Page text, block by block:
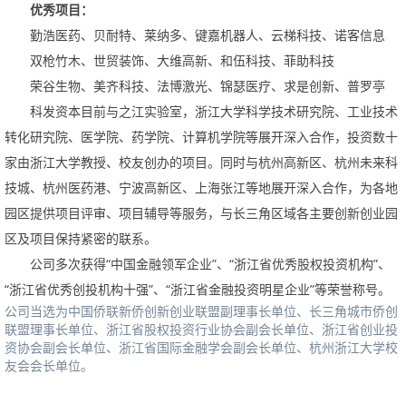
优秀项目：
勤浩医药、贝耐特、莱纳多、键嘉机器人、云梯科技、诺客信息
双枪竹木、世贸装饰、大维高新、和伍科技、菲助科技
荣谷生物、美齐科技、法博激光、锦瑟医疗、求是创新、普罗亭
科发资本目前与之江实验室，浙江大学科学技术研究院、工业技术
转化研究院、医学院、药学院、计算机学院等展开深入合作，投资数十
家由浙江大学教授、校友创办的项目。同时与杭州高新区、杭州未来科
技城、杭州医药港、宁波高新区、上海张江等地展开深入合作，为各地
园区提供项目评审、项目辅导等服务，与长三角区域各主要创新创业园
区及项目保持紧密的联系。
公司多次获得“中国金融领军企业”、“浙江省优秀股权投资机构”、
“浙江省优秀创投机构十强”、“浙江省金融投资明星企业”等荣誉称号。
公司当选为中国侨联新侨创新创业联盟副理事长单位、长三角城市侨创
联盟理事长单位、浙江省股权投资行业协会副会长单位、浙江省创业投
资协会副会长单位、浙江省国际金融学会副会长单位、杭州浙江大学校
友会会长单位。